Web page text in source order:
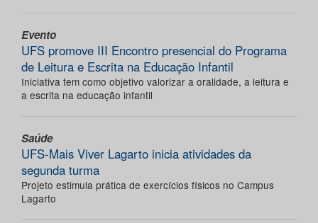
Evento
UFS promove III Encontro presencial do Programa
de Leitura e Escrita na Educação Infantil
Iniciativa tem como objetivo valorizar a oralidade, a leitura e
a escrita na educação infantil
Saúde
UFS-Mais Viver Lagarto inicia atividades da
segunda turma
Projeto estimula prática de exercícios físicos no Campus
Lagarto